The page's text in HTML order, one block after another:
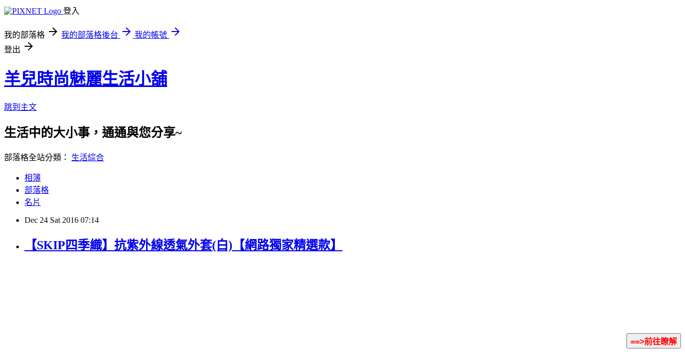
登入
我的部落格 我的部落格後台
我的帳號
登出
羊兒時尚魅麗生活小舖
跳到主文
生活中的大小事，通通與您分享~
部落格全站分類： 生活綜合
相簿
部落格
名片
Dec 24 Sat 2016 07:14
【SKIP四季織】抗紫外線透氣外套(白)【網路獨家精選款】